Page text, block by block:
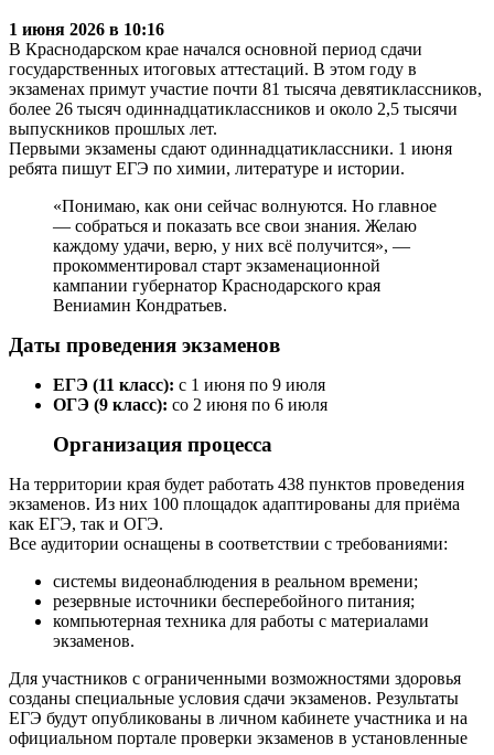
1 июня 2026 в 10:16
В Краснодарском крае начался основной период сдачи
государственных итоговых аттестаций. В этом году в
экзаменах примут участие почти 81 тысяча девятиклассников,
более 26 тысяч одиннадцатиклассников и около 2,5 тысячи
выпускников прошлых лет.
Первыми экзамены сдают одиннадцатиклассники. 1 июня
ребята пишут ЕГЭ по химии, литературе и истории.
«Понимаю, как они сейчас волнуются. Но главное
— собраться и показать все свои знания. Желаю
каждому удачи, верю, у них всё получится», —
прокомментировал старт экзаменационной
кампании губернатор Краснодарского края
Вениамин Кондратьев.
Даты проведения экзаменов
ЕГЭ (11 класс): с 1 июня по 9 июля
ОГЭ (9 класс): со 2 июня по 6 июля
Организация процесса
На территории края будет работать 438 пунктов проведения
экзаменов. Из них 100 площадок адаптированы для приёма
как ЕГЭ, так и ОГЭ.
Все аудитории оснащены в соответствии с требованиями:
системы видеонаблюдения в реальном времени;
резервные источники бесперебойного питания;
компьютерная техника для работы с материалами
экзаменов.
Для участников с ограниченными возможностями здоровья
созданы специальные условия сдачи экзаменов. Результаты
ЕГЭ будут опубликованы в личном кабинете участника и на
официальном портале проверки экзаменов в установленные